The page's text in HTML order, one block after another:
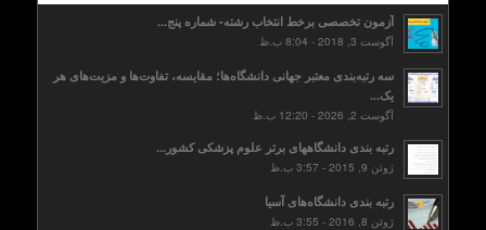
آزمون تخصصی برخط انتخاب رشته- شماره پنج...
آگوست 3, 2018 - 8:04 ب.ظ
سه رتبه‌بندی معتبر جهانی دانشگاه‌ها؛ مقایسه، تفاوت‌ها و مزیت‌های هر
یک...
آگوست 2, 2026 - 12:20 ب.ظ
رتبه بندی دانشگاههای برتر علوم پزشکی کشور...
ژوئن 9, 2015 - 3:57 ب.ظ
رتبه بندی دانشگاه‌های آسیا
ژوئن 8, 2016 - 3:55 ب.ظ